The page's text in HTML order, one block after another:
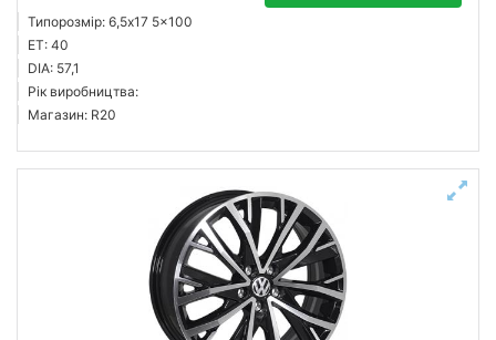
Типорозмір: 6,5x17 5x100
ET: 40
DIA: 57,1
Рік виробництва:
Магазин: R20